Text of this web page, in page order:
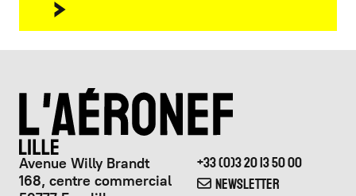
Avenue Willy Brandt
168, centre commercial
+33 (0)3 20 13 50 00
NEWSLETTER